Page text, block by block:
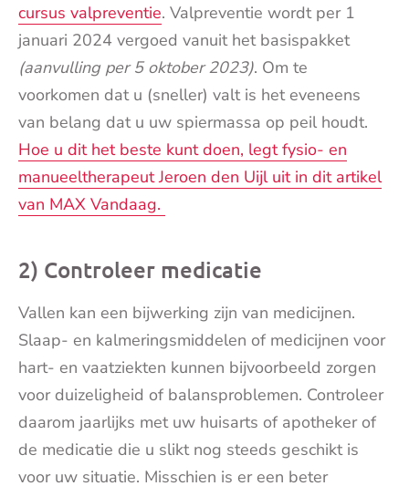
cursus valpreventie. Valpreventie wordt per 1
januari 2024 vergoed vanuit het basispakket
(aanvulling per 5 oktober 2023). Om te
voorkomen dat u (sneller) valt is het eveneens
van belang dat u uw spiermassa op peil houdt.
Hoe u dit het beste kunt doen, legt fysio- en
manueeltherapeut Jeroen den Uijl uit in dit artikel
van MAX Vandaag.
2) Controleer medicatie
Vallen kan een bijwerking zijn van medicijnen.
Slaap- en kalmeringsmiddelen of medicijnen voor
hart- en vaatziekten kunnen bijvoorbeeld zorgen
voor duizeligheid of balansproblemen. Controleer
daarom jaarlijks met uw huisarts of apotheker of
de medicatie die u slikt nog steeds geschikt is
voor uw situatie. Misschien is er een beter